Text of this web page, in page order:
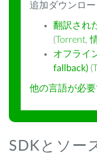
追加ダウンロー
翻訳され
(Torrent,
オフライ
fallback) (
他の言語が必要
SDKとソー